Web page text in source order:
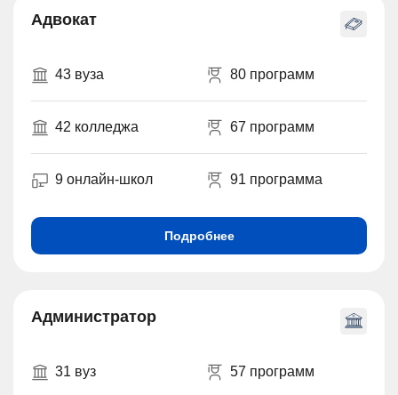
Адвокат
43 вуза 80 программ
42 колледжа 67 программ
9 онлайн-школ 91 программа
Подробнее
Администратор
31 вуз 57 программ